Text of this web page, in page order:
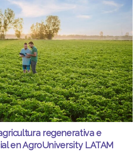
regenerativa e
en AgroUniversity LATAM